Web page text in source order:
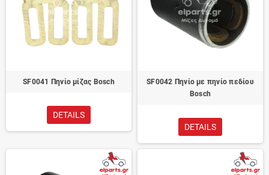
SF0041 Πηνίο μίζας Bosch
DETAILS
SF0042 Πηνίο με πηνίο πεδίου
Bosch
DETAILS